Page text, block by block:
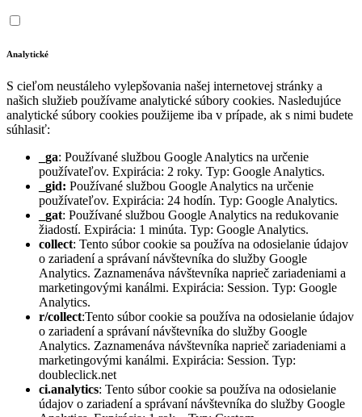
Analytické
S cieľom neustáleho vylepšovania našej internetovej stránky a
našich služieb používame analytické súbory cookies. Nasledujúce
analytické súbory cookies použijeme iba v prípade, ak s nimi budete
súhlasiť:
_ga: Používané službou Google Analytics na určenie
používateľov. Expirácia: 2 roky. Typ: Google Analytics.
_gid: Používané službou Google Analytics na určenie
používateľov. Expirácia: 24 hodín. Typ: Google Analytics.
_gat: Používané službou Google Analytics na redukovanie
žiadostí. Expirácia: 1 minúta. Typ: Google Analytics.
collect: Tento súbor cookie sa používa na odosielanie údajov
o zariadení a správaní návštevníka do služby Google
Analytics. Zaznamenáva návštevníka naprieč zariadeniami a
marketingovými kanálmi. Expirácia: Session. Typ: Google
Analytics.
r/collect:Tento súbor cookie sa používa na odosielanie údajov
o zariadení a správaní návštevníka do služby Google
Analytics. Zaznamenáva návštevníka naprieč zariadeniami a
marketingovými kanálmi. Expirácia: Session. Typ:
doubleclick.net
ci.analytics: Tento súbor cookie sa používa na odosielanie
údajov o zariadení a správaní návštevníka do služby Google